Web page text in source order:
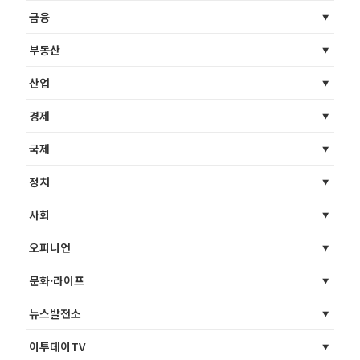
금융
부동산
산업
경제
국제
정치
사회
오피니언
문화·라이프
뉴스발전소
이투데이TV